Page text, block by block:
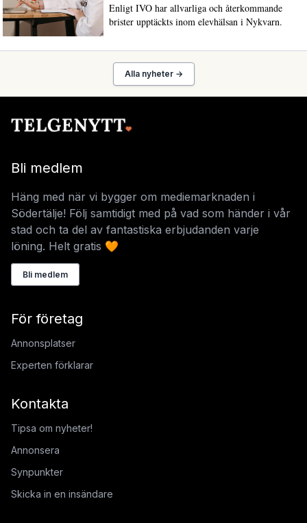
Enligt IVO har allvarliga och återkommande
brister upptäckts inom elevhälsan i Nykvarn.
Alla nyheter →
Bli medlem
Häng med när vi bygger om mediemarknaden i
Södertälje! Följ samtidigt med på vad som händer i vår
stad och ta del av fantastiska erbjudanden varje
löning. Helt gratis 🧡
Bli medlem
För företag
Annonsplatser
Experten förklarar
Kontakta
Tipsa om nyheter!
Annonsera
Synpunkter
Skicka in en insändare